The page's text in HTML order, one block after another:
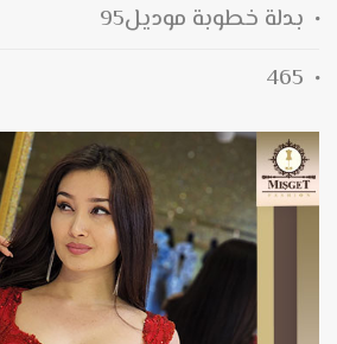
بدلة خطوبة موديل95
465